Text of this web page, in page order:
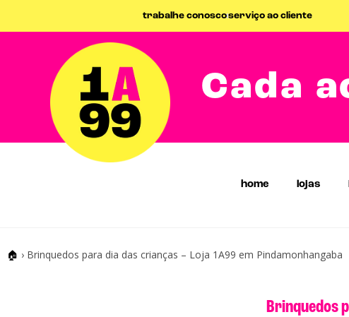
trabalhe conoscoserviço ao cliente
Cada
home lojas
🏠 › Brinquedos para dia das crianças – Loja 1A99 em Pindamonhangaba
Brinquedos